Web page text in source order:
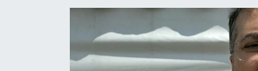
Ekonomi